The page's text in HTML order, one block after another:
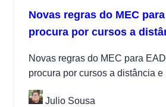
Novas regras do MEC
procura por cursos a
Novas regras do MEC para
procura por cursos a distância e
formato e decisões...
Julio Sousa